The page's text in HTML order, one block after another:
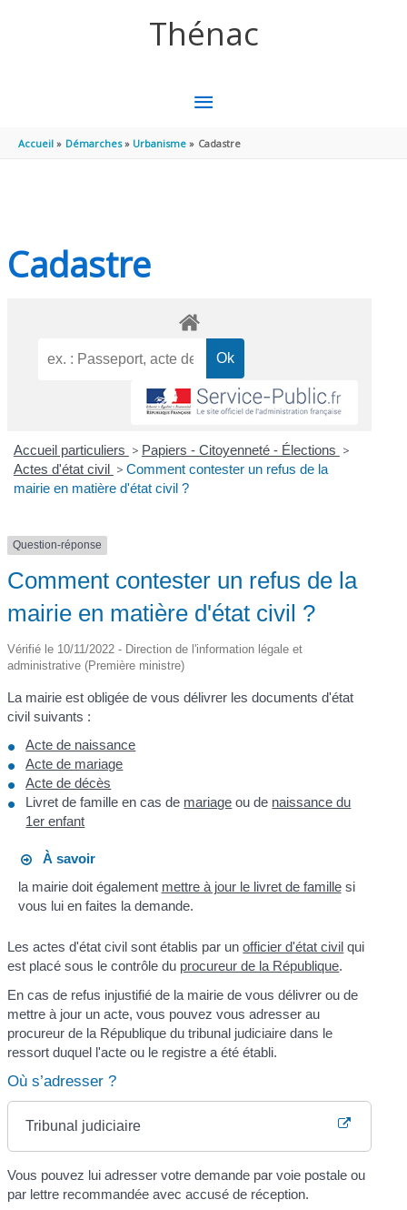
Thénac
MENU
PRINCIPAL
Accueil Démarches Urbanisme Cadastre
Cadastre
Accueil particuliers > Papiers - Citoyenneté - Élections >
Actes d'état civil > Comment contester un refus de la
mairie en matière d'état civil ?
Question-réponse
Comment contester un refus de la
mairie en matière d'état civil ?
Vérifié le 10/11/2022 - Direction de l'information légale et
administrative (Première ministre)
La mairie est obligée de vous délivrer les documents d'état
civil suivants :
Acte de naissance
Acte de mariage
Acte de décès
Livret de famille en cas de mariage ou de naissance du
1er enfant
À savoir
la mairie doit également mettre à jour le livret de famillesi
vous lui en faites la demande.
Les actes d'état civil sont établis par unofficier d'état civil qui
est placé sous le contrôle du procureur de la République.
En cas de refus injustifié de la mairie de vous délivrer ou de
mettre à jour un acte, vous pouvez vous adresser au
procureur de la République du tribunal judiciaire dans le
ressort duquel l'acte ou le registre a été établi.
Où s’adresser ?
Tribunal judiciaire
Vous pouvez lui adresser votre demande par voie postale ou
par lettre recommandée avec accusé de réception.